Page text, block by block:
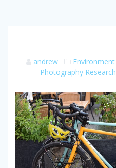
andrew Environment
Photography Research